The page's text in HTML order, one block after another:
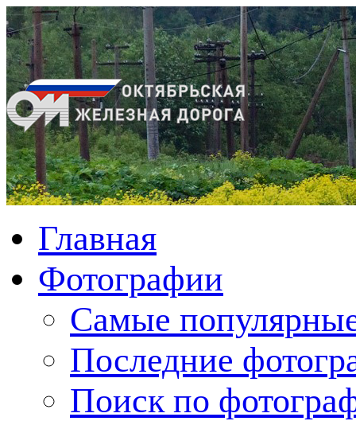
Главная
Фотографии
Cамые
Последние
Поиск по